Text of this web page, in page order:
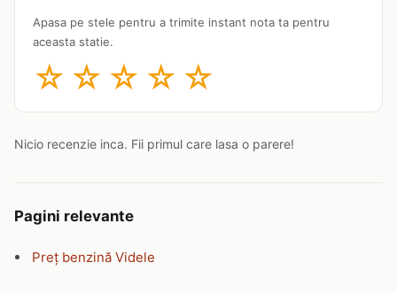
Apasa pe stele pentru a trimite instant nota ta pentru
aceasta statie.
☆ ☆ ☆ ☆ ☆
Nicio recenzie inca. Fii primul care lasa o parere!
Pagini relevante
Preț benzină Videle